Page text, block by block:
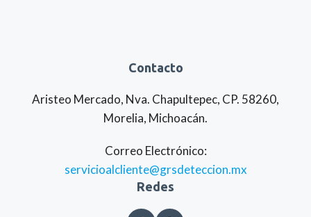
Contacto
Aristeo Mercado, Nva. Chapultepec, CP. 58260,
Morelia, Michoacán.
Correo Electrónico:
servicioalcliente@grsdeteccion.mx
Redes